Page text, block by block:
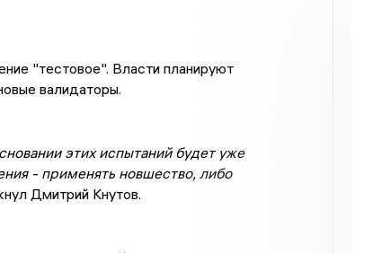
"тестовое". Власти планируют
валидаторы.
этих испытаний будет уже
- применять новшество, либо
Дмитрий Кнутов.